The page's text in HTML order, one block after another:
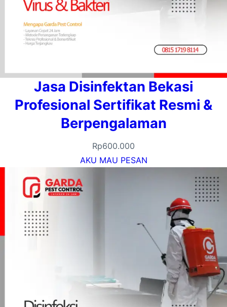
Jasa Disinfektan Bekasi
Profesional Sertifikat Resmi &
Berpengalaman
Rp600.000
AKU MAU PESAN